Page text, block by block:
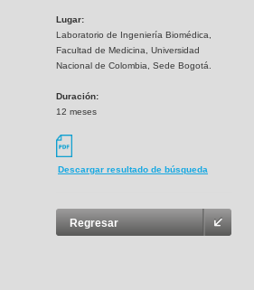
Lugar:
Laboratorio de Ingeniería Biomédica,
Facultad de Medicina, Universidad
Nacional de Colombia, Sede Bogotá.
Duración:
12 meses
Descargar resultado de búsqueda
Regresar